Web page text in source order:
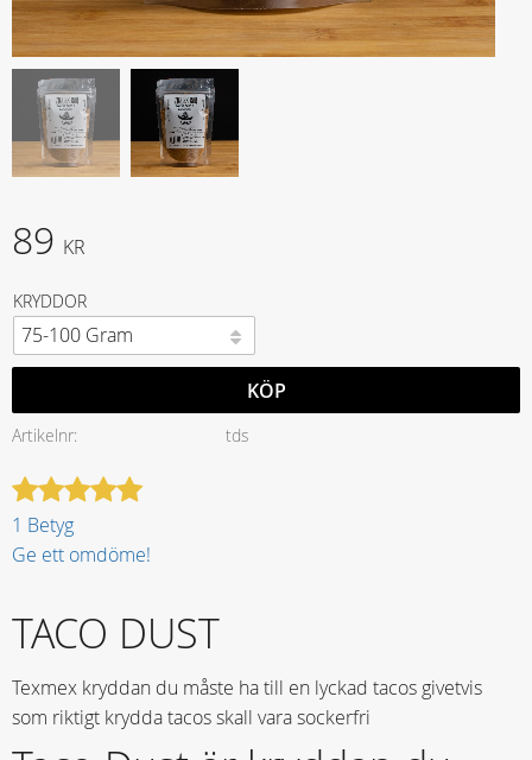
89 KR
KRYDDOR
KÖP
Artikelnr tds
1 Betyg
Ge ett omdöme!
TACO DUST
Texmex kryddan du måste ha till en lyckad tacos givetvis
som riktigt krydda tacos skall vara sockerfri